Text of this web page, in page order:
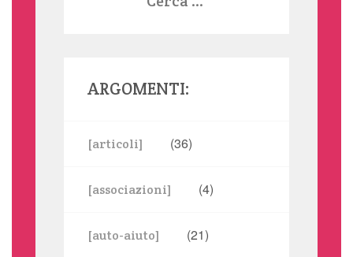
ARGOMENTI:
[articoli] (36)
[associazioni] (4)
[auto-aiuto] (21)